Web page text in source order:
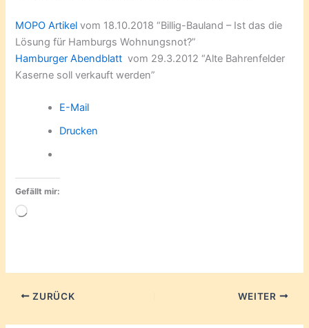
MOPO Artikel vom 18.10.2018 “Billig-Bauland – Ist das die
Lösung für Hamburgs Wohnungsnot?”
Hamburger Abendblatt vom 29.3.2012 “Alte Bahrenfelder
Kaserne soll verkauft werden”
E-Mail
Drucken
Gefällt mir:
Wird
ZURÜCK WEITER